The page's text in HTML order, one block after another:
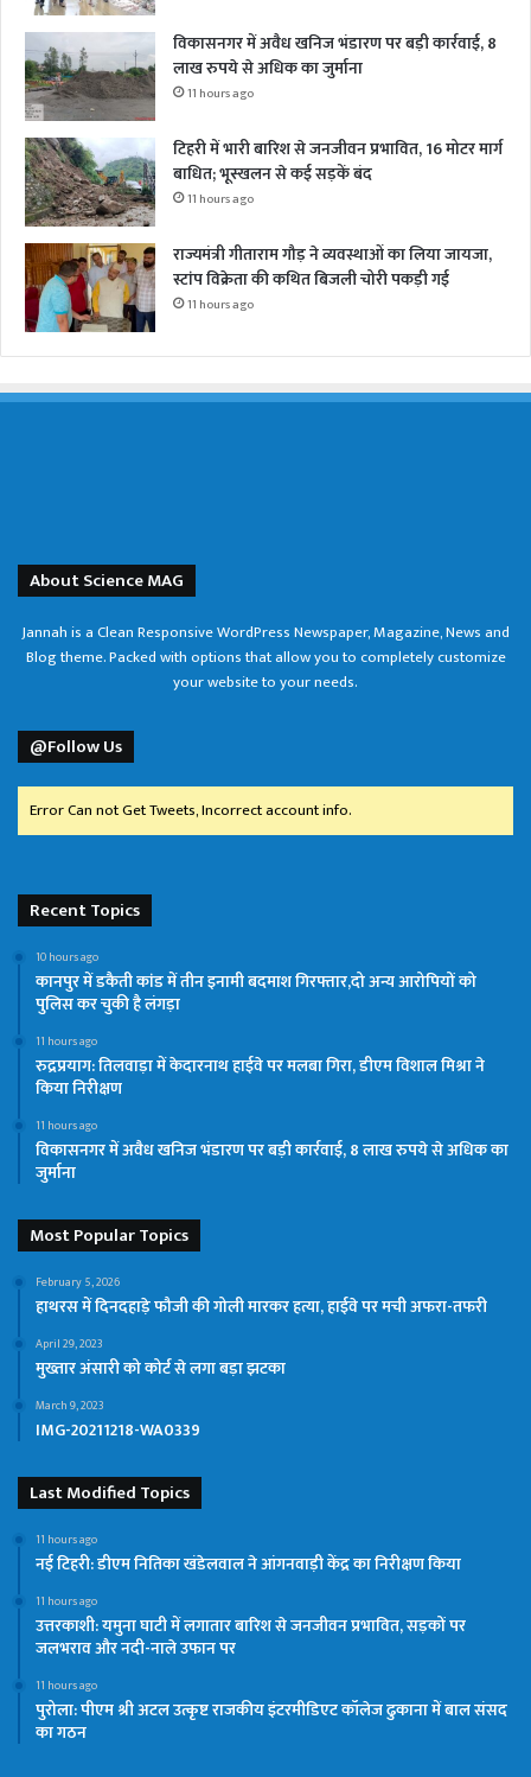
विकासनगर में अवैध खनिज भंडारण पर बड़ी कार्रवाई, 8
लाख रुपये से अधिक का जुर्माना
11 hours ago
टिहरी में भारी बारिश से जनजीवन प्रभावित, 16 मोटर मार्ग
बाधित; भूस्खलन से कई सड़कें बंद
11 hours ago
राज्यमंत्री गीताराम गौड़ ने व्यवस्थाओं का लिया जायजा,
स्टांप विक्रेता की कथित बिजली चोरी पकड़ी गई
11 hours ago
About Science MAG
Jannah is a Clean Responsive WordPress Newspaper, Magazine, News and
Blog theme. Packed with options that allow you to completely customize
your website to your needs.
@Follow Us
Error Can not Get Tweets, Incorrect account info.
Recent Topics
10 hours ago
कानपुर में डकैती कांड में तीन इनामी बदमाश गिरफ्तार,दो अन्य आरोपियों को
पुलिस कर चुकी है लंगड़ा
11 hours ago
रुद्रप्रयाग: तिलवाड़ा में केदारनाथ हाईवे पर मलबा गिरा, डीएम विशाल मिश्रा ने
किया निरीक्षण
11 hours ago
विकासनगर में अवैध खनिज भंडारण पर बड़ी कार्रवाई, 8 लाख रुपये से अधिक का
जुर्माना
Most Popular Topics
February 5, 2026
हाथरस में दिनदहाड़े फौजी की गोली मारकर हत्या, हाईवे पर मची अफरा-तफरी
April 29, 2023
मुख्तार अंसारी को कोर्ट से लगा बड़ा झटका
March 9, 2023
IMG-20211218-WA0339
Last Modified Topics
11 hours ago
नई टिहरी: डीएम नितिका खंडेलवाल ने आंगनवाड़ी केंद्र का निरीक्षण किया
11 hours ago
उत्तरकाशी: यमुना घाटी में लगातार बारिश से जनजीवन प्रभावित, सड़कों पर
जलभराव और नदी-नाले उफान पर
11 hours ago
पुरोला: पीएम श्री अटल उत्कृष्ट राजकीय इंटरमीडिएट कॉलेज ढुकाना में बाल संसद
का गठन